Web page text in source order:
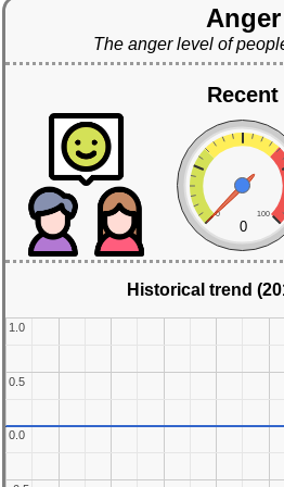
Anger
The anger level of
Recent
0 100
0
Historical trend
0.0
0.0
0.5
0.5
1.0
1.0